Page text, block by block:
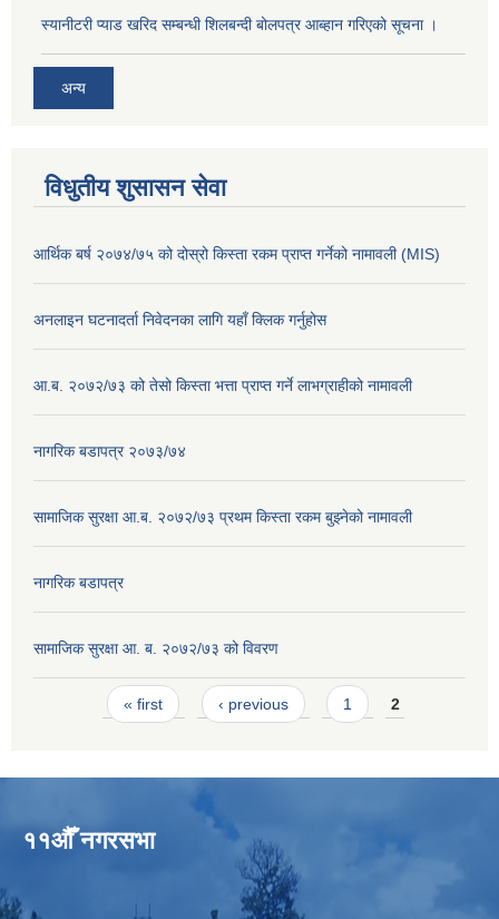
स्यानीटरी प्याड खरिद सम्बन्धी शिलबन्दी बोलपत्र आब्हान गरिएको सूचना ।
अन्य
विधुतीय शुसासन सेवा
आर्थिक बर्ष २०७४/७५ को दोस्रो किस्ता रकम प्राप्त गर्नेको नामावली (MIS)
अनलाइन घटनादर्ता निवेदनका लागि यहाँ क्लिक गर्नुहोस
आ.ब. २०७२/७३ को तेसो किस्ता भत्ता प्राप्त गर्ने लाभग्राहीको नामावली
नागरिक बडापत्र २०७३/७४
सामाजिक सुरक्षा आ.ब. २०७२/७३ प्रथम किस्ता रकम बुझ्नेको नामावली
नागरिक बडापत्र
सामाजिक सुरक्षा आ. ब. २०७२/७३ को विवरण
Pages« first ‹ previous 1 2
११औँ नगरसभा